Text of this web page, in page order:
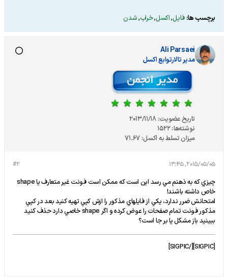
برچسب ها: فایل,اکسل,خراب,شدن
Ali Parsaei
مدير تالارتوابع اکسل
تاریخ عضویت: 2013/11/18
نوشته‌ها:1522
میزان تسلط به اکسل: 71.67
#2 2015/05/05, 13:45
چيزي که به ذهنم مي رسد اين است که ممکن است فونت غير متعارف يا shape
خاص داشته باشند!
امتحانش ضرر ندارد، يکي از فايلهاي مذکور را ازش کپي تهيه کنيد بعد در کپي
مذکور فونت تمام صفحات را عوض کرده و اگر shape خاصي دارد حذف کنيد
ببينيد باز مشکل پا بر جا است؟
[SIGPIC][/SIGPIC]